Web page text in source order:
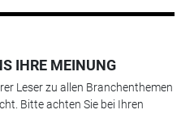
IHRE MEINUNG
Leser zu allen Branchenthemen
Bitte achten Sie bei Ihren